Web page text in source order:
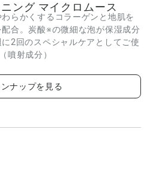
ング マイクロムース
らかくするコラーゲンと地肌を
合。炭酸※の微細な泡が保湿成分
2回のスペシャルケアとしてご使
噴射成分）
アミン、セタノール、オクチルドデカノー
、レスベラトロール、ブドウ葉/種子/皮エキス、
、加水分解コラーゲン、サクシニルアテロコラ
合があります。実際の成分は商品の表示をご
ナップを見る